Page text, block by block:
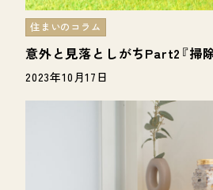
意外と見落としがちPart2『掃
住まいのコラム
2023年10月17日